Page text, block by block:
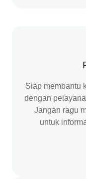
Siap membantu
dengan
Jangan ragu
untuk